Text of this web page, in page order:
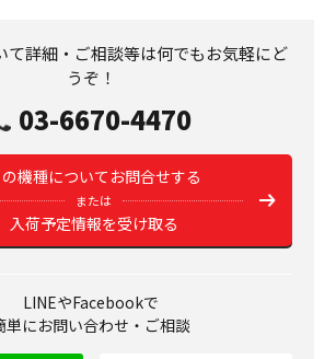
て詳細・ご相談等は何でもお気軽にど
うぞ！
03-6670-4470
の機種についてお問合せする
または
入荷予定情報を受け取る
LINEやFacebookで
単にお問い合わせ・ご相談